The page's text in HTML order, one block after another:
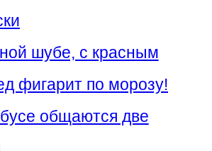
шубе, с красным
фигарит по морозу!
общаются две